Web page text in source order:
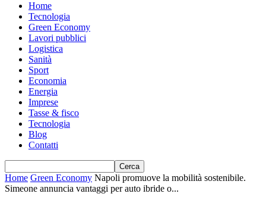
Home
Tecnologia
Green Economy
Lavori pubblici
Logistica
Sanità
Sport
Economia
Energia
Imprese
Tasse & fisco
Tecnologia
Blog
Contatti
Home Green Economy Napoli promuove la mobilità sostenibile.
Simeone annuncia vantaggi per auto ibride o...